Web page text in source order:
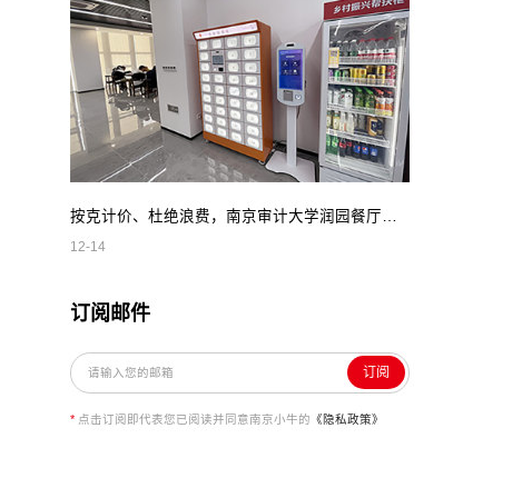
按克计价、杜绝浪费，南京审计大学润园餐厅智慧自助餐
12-14
订阅邮件
订阅
* 点击订阅即代表您已阅读并同意南京小牛的 《隐私政策》